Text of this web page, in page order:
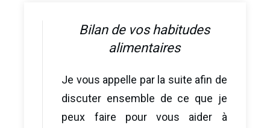
Bilan de vos habitudes
alimentaires
Je vous appelle par la suite afin de
discuter ensemble de ce que je
peux faire pour vous aider à